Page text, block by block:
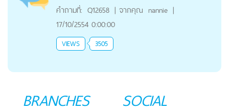
คำถามที่: Q12658 | จากคุณ nannie |
17/10/2554 0:00:00
VIEWS 3505
BRANCHES
SOCIAL